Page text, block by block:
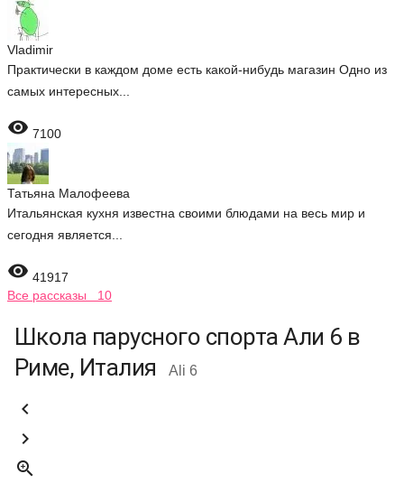
Vladimir
Практически в каждом доме есть какой-нибудь магазин Одно из
самых интересных...
 7100
Татьяна Малофеева
Итальянская кухня известна своими блюдами на весь мир и
сегодня является...
 41917
Все рассказы 10
Школа парусного спорта Али 6 в
Риме, Италия
Ali 6


